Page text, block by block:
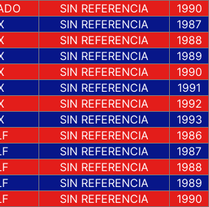
SIN REFERENCIA 1990
SIN REFERENCIA 1987
SIN REFERENCIA 1988
SIN REFERENCIA 1989
SIN REFERENCIA 1990
SIN REFERENCIA 1991
SIN REFERENCIA 1992
SIN REFERENCIA 1993
SIN REFERENCIA 1986
SIN REFERENCIA 1987
SIN REFERENCIA 1988
SIN REFERENCIA 1989
SIN REFERENCIA 1990